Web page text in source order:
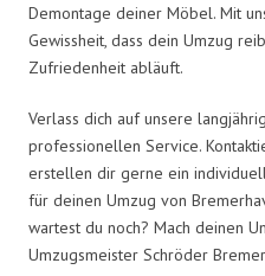
Demontage deiner Möbel. Mit
Gewissheit, dass dein Umzug
Zufriedenheit abläuft.
Verlass dich auf unsere
professionellen Service.
erstellen dir gerne ein
für deinen Umzug von
wartest du noch? Mach deinen
Umzugsmeister Schröder